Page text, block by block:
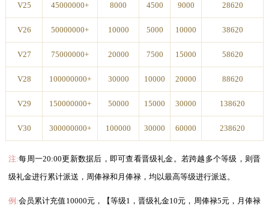
V25 45000000+ 8000 4500 9000 28620
V26 50000000+ 10000 5000 10000 38620
V27 75000000+ 20000 7500 15000 58620
V28 100000000+ 30000 10000 20000 88620
V29 150000000+ 50000 15000 30000 138620
V30 300000000+ 100000 30000 60000 238620
注:每周一20:00更新数据后，即可查看晋级礼金。若跨越多个等级，则晋
级礼金进行累计派送，周俸禄和月俸禄，均以最高等级进行派送。
例:会员累计充值10000元，【等级1，晋级礼金10元，周俸禄5元，月俸禄